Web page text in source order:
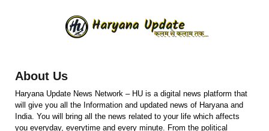
About Us
Haryana Update News Network – HU is a digital news platform that
will give you all the Information and updated news of Haryana and
India. You will bring all the news related to your life which affects
you everyday, everytime and every minute. From the political